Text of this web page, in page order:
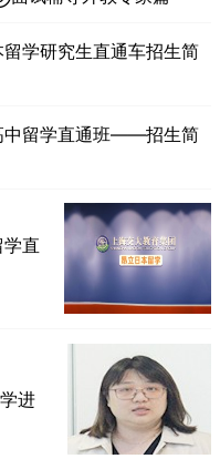
学研究生直通车招生简
中留学直通班——招生简
直
进